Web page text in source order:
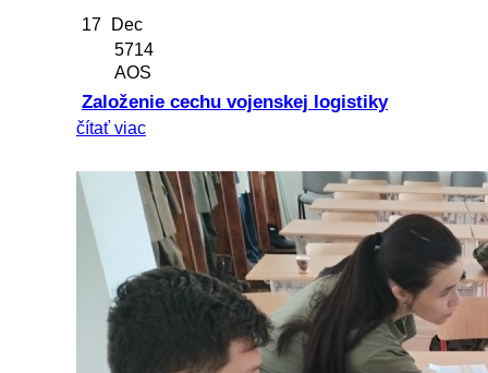
17
Dec
5714
AOS
Založenie cechu vojenskej logistiky
čítať viac